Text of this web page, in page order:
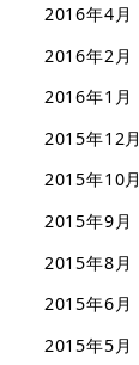
2016年4月
2016年2月
2016年1月
2015年12月
2015年10月
2015年9月
2015年8月
2015年6月
2015年5月